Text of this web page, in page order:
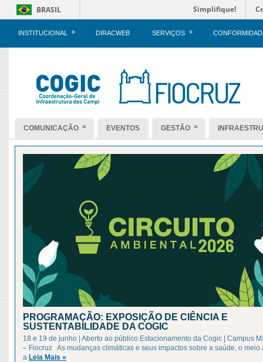
BRASIL Simplifique!
INSTITUCIONAL » DIRACWEB SERVIÇOS »
COMUNICAÇÃO » EVENTOS GESTÃO »
PROGRAMAÇÃO: EXPOSIÇÃO DE CIÊNCIA E
SUSTENTABILIDADE DA COGIC
18 e 19 de junho | Aberto ao público Estacionamento da Cogic | Campus
– Fiocruz As mudanças climáticas e seus impactos sobre a saúde, o meio
a Leia Mais »